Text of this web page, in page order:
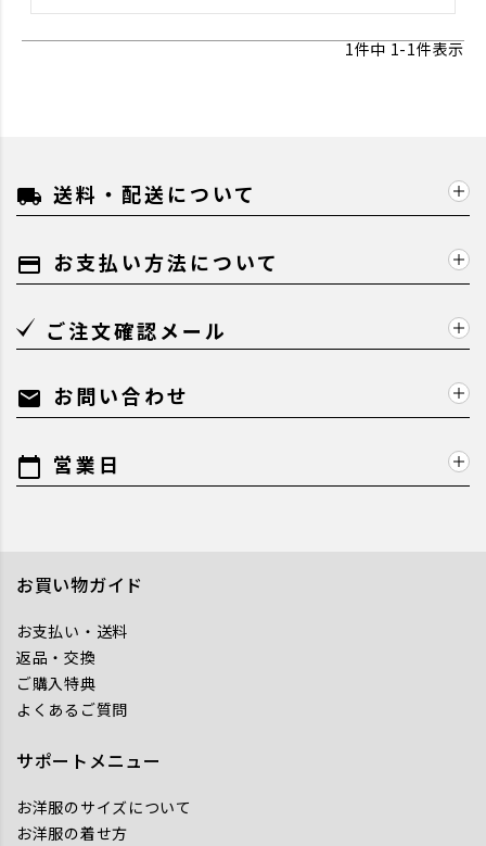
1件中 1-1件表示
local_shipping 送料・配送について
payment お支払い方法について
ご注文確認メール
mail お問い合わせ
calendar_today 営業日
お買い物ガイド
お支払い・送料
返品・交換
ご購入特典
よくあるご質問
サポートメニュー
お洋服のサイズについて
お洋服の着せ方